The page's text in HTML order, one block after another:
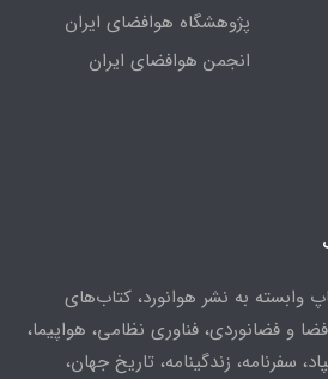
پژوهشگاه هوافضای ایران
انجمن هوافضای ایران
وابسته به نشر هوانورد، کتاب‌های
و فضانوردی، فناوری نظامی، هواپیما،
سفرنامه، زندگینامه، تاریخ جهان،